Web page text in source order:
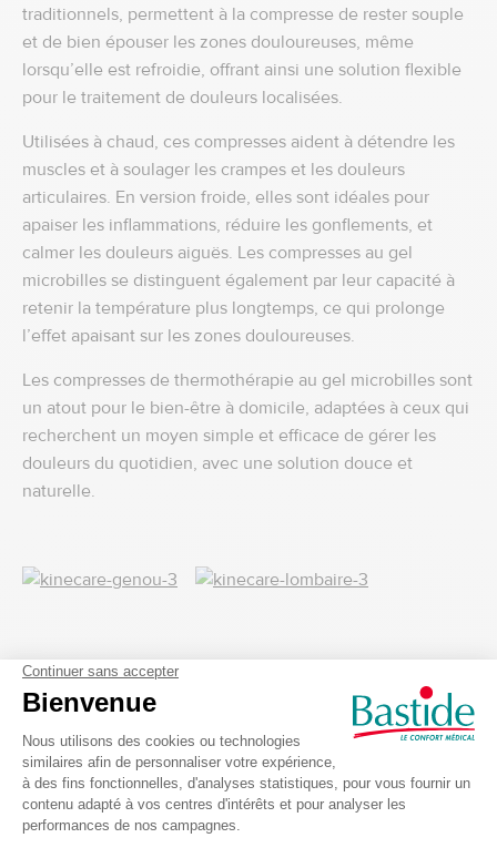
traditionnels, permettent à la compresse de rester souple
et de bien épouser les zones douloureuses, même
lorsqu’elle est refroidie, offrant ainsi une solution flexible
pour le traitement de douleurs localisées.
Utilisées à chaud, ces compresses aident à détendre les
muscles et à soulager les crampes et les douleurs
articulaires. En version froide, elles sont idéales pour
apaiser les inflammations, réduire les gonflements, et
calmer les douleurs aiguës. Les compresses au gel
microbilles se distinguent également par leur capacité à
retenir la température plus longtemps, ce qui prolonge
l’effet apaisant sur les zones douloureuses.
Les compresses de thermothérapie au gel microbilles sont
un atout pour le bien-être à domicile, adaptées à ceux qui
recherchent un moyen simple et efficace de gérer les
douleurs du quotidien, avec une solution douce et
naturelle.
Comment utiliser les compresses de
thermothérapie au quotidien ?
Les compresses de thermothérapie sont très simples à
utiliser et peuvent être intégrées dans votre routine
quotidienne de bien-être. Voici quelques conseils